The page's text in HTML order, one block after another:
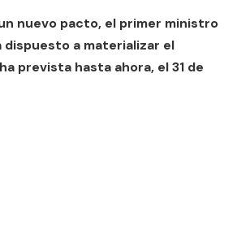
nuevo pacto, el primer ministro
dispuesto a materializar el
prevista hasta ahora, el 31 de